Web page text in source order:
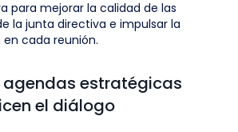
para mejorar la calidad de las
la junta directiva e impulsar la
cada reunión.
agendas estratégicas
el diálogo